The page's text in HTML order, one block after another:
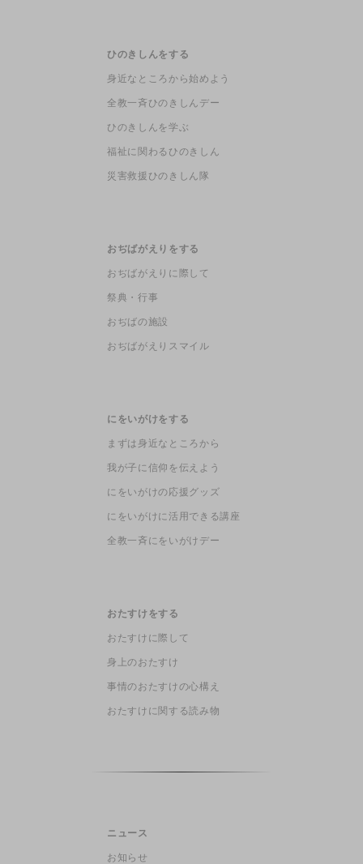
ひのきしんをする
身近なところから始めよう
全教一斉ひのきしんデー
ひのきしんを学ぶ
福祉に関わるひのきしん
災害救援ひのきしん隊
おぢばがえりをする
おぢばがえりに際して
祭典・行事
おぢばの施設
おぢばがえりスマイル
にをいがけをする
まずは身近なところから
我が子に信仰を伝えよう
にをいがけの応援グッズ
にをいがけに活用できる講座
全教一斉にをいがけデー
おたすけをする
おたすけに際して
身上のおたすけ
事情のおたすけの心構え
おたすけに関する読み物
ニュース
お知らせ